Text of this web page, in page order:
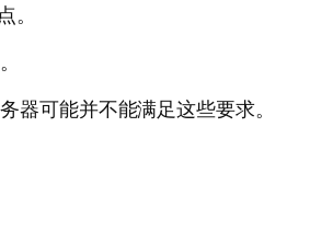
器可能并不能满足这些要求。